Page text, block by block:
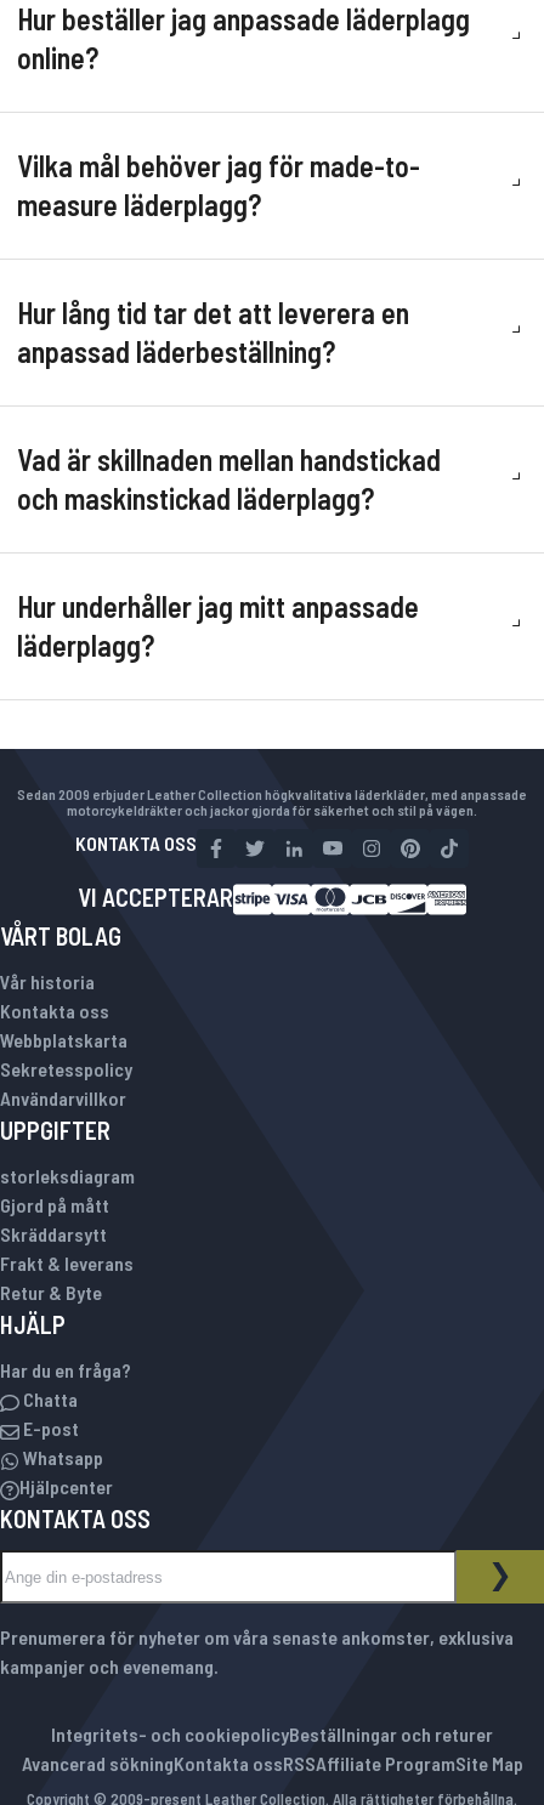
Hur beställer jag anpassade läderplagg
online?
Vilka mål behöver jag för made-to-
measure läderplagg?
Hur lång tid tar det att leverera en
anpassad läderbeställning?
Vad är skillnaden mellan handstickad
och maskinstickad läderplagg?
Hur underhåller jag mitt anpassade
läderplagg?
Sedan 2009 erbjuder Leather Collection högkvalitativa läderkläder, med anpassade
motorcykeldräkter och jackor gjorda för säkerhet och stil på vägen.
KONTAKTA OSS
VI ACCEPTERAR
VÅRT BOLAG
Vår historia
Kontakta oss
Webbplatskarta
Sekretesspolicy
Användarvillkor
UPPGIFTER
storleksdiagram
Gjord på mått
Skräddarsytt
Frakt & leverans
Retur & Byte
HJÄLP
Har du en fråga?
Chatta
E-post
Whatsapp
Hjälpcenter
KONTAKTA OSS
NYHETSBREV
Prenumerera för nyheter om våra senaste ankomster, exklusiva
kampanjer och evenemang.
Integritets- och cookiepolicyBeställningar och returer
Avancerad sökningKontakta ossRSSAffiliate ProgramSite Map
Copyright © 2009-present Leather Collection. Alla rättigheter förbehållna.